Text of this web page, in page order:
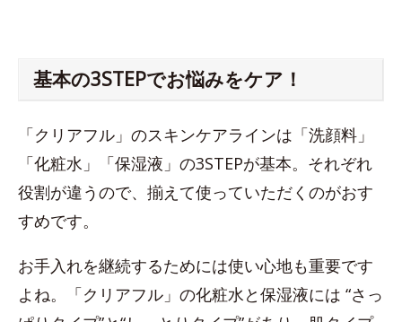
基本の3STEPでお悩みをケア！
「クリアフル」のスキンケアラインは「洗顔料」
「化粧水」「保湿液」の3STEPが基本。それぞれ
役割が違うので、揃えて使っていただくのがおす
すめです。
お手入れを継続するためには使い心地も重要です
よね。「クリアフル」の化粧水と保湿液には “さっ